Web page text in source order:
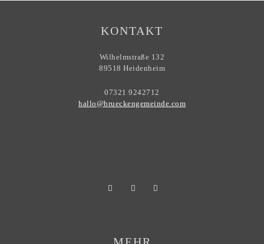
KONTAKT
Wilhelmstraße 132
89518 Heidenheim
07321 9242712
hallo@brueckengemeinde.com
MEHR